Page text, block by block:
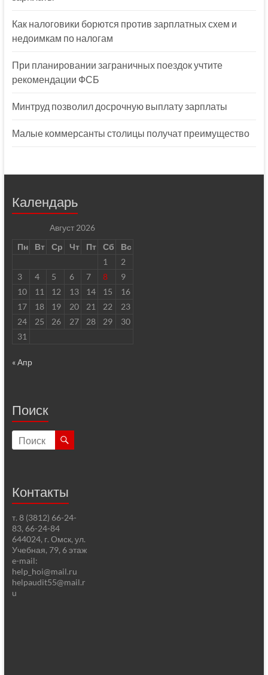
Как налоговики борются против зарплатных схем и
недоимкам по налогам
При планировании заграничных поездок учтите
рекомендации ФСБ
Минтруд позволил досрочную выплату зарплаты
Малые коммерсанты столицы получат преимущество
Календарь
Август 2026
Пн
Вт Ср Чт Пт Сб
Вс
1
2
3
4 5 6 7 8
9
10
11 12 13 14 15
16
17
18 19 20 21 22
23
24
25 26 27 28 29
30
31
« Апр
Поиск
Контакты
т. 8 (3812) 66-24-
83, 66-24-84
644024, г. Омск, ул.
Учебная, 79, 6 этаж
e-mail:
help_hoi@mail.ru
helpaudit55@mail.r
u